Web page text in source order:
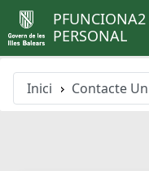
PFUNCIONA2
PERSONAL
Inici Contacte